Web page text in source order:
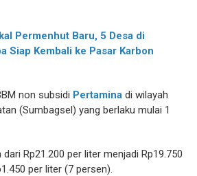
Permenhut Baru, 5 Desa di
Siap Kembali ke Pasar Karbon
non subsidi Pertamina di wilayah
(Sumbagsel) yang berlaku mulai 1
Rp21.200 per liter menjadi Rp19.750
per liter (7 persen).